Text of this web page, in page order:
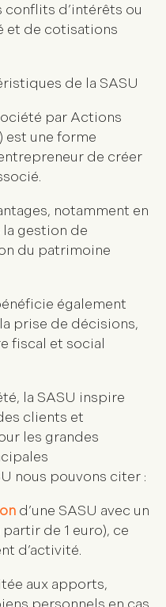
d’intérêts ou
et de cotisations
de la SASU
par Actions
est une forme
de créer
notamment en
gestion de
du patrimoine
également
prise de décisions,
fiscal et social
la SASU inspire
clients et
les grandes
nous pouvons citer :
d’une SASU avec un
de 1 euro), ce
d’activité.
aux apports,